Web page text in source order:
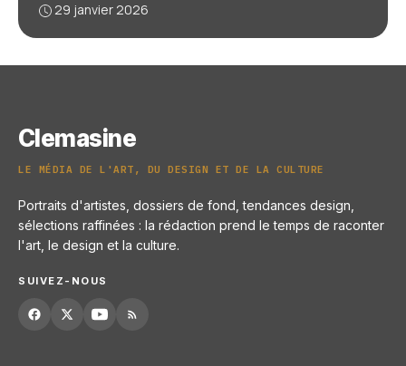
29 janvier 2026
Clemasine
LE MÉDIA DE L'ART, DU DESIGN ET DE LA CULTURE
Portraits d'artistes, dossiers de fond, tendances design,
sélections raffinées : la rédaction prend le temps de raconter
l'art, le design et la culture.
SUIVEZ-NOUS